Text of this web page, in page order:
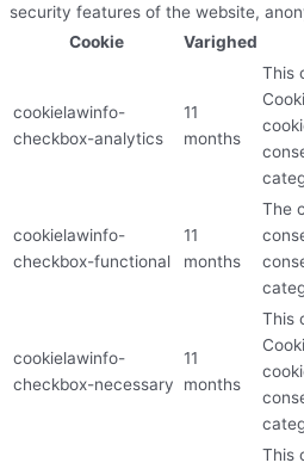
security features of the website,
Cookie
Varighed
cookielawinfo-
checkbox-analytics
11
months
This
cookielawinfo-
checkbox-functional
11
months
The
cookielawinfo-
checkbox-necessary
11
months
This
This